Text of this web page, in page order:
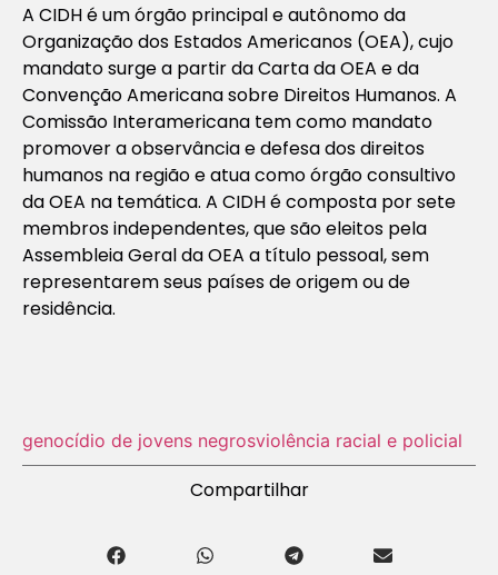
A CIDH é um órgão principal e autônomo da
Organização dos Estados Americanos (OEA), cujo
mandato surge a partir da Carta da OEA e da
Convenção Americana sobre Direitos Humanos. A
Comissão Interamericana tem como mandato
promover a observância e defesa dos direitos
humanos na região e atua como órgão consultivo
da OEA na temática. A CIDH é composta por sete
membros independentes, que são eleitos pela
Assembleia Geral da OEA a título pessoal, sem
representarem seus países de origem ou de
residência.
genocídio de jovens negrosviolência racial e policial
Compartilhar